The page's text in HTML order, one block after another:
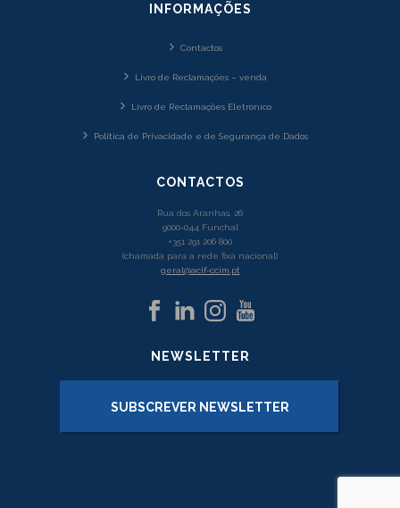
INFORMAÇÕES
Contactos
Livro de Reclamações – venda
Livro de Reclamações Eletrónico
Política de Privacidade e de Segurança de Dados
CONTACTOS
Rua dos Aranhas, 26
9000-044 Funchal
+351 291 206 800
(chamada para a rede fixa nacional)
geral@acif-ccim.pt
NEWSLETTER
SUBSCREVER NEWSLETTER